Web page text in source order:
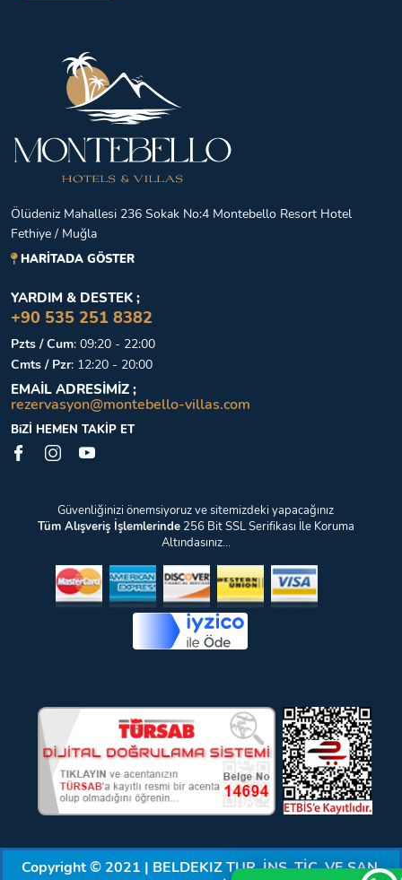
Ölüdeniz Mahallesi 236 Sokak No:4 Montebello Resort Hotel
Fethiye / Muğla
HARİTADA GÖSTER
YARDIM & DESTEK ;
+90 535 251 8382
Pzts / Cum: 09:20 - 22:00
Cmts / Pzr: 12:20 - 20:00
EMAİL ADRESİMİZ ;
rezervasyon@montebello-villas.com
BiZİ HEMEN TAKİP ET
Güvenliğinizi önemsiyoruz ve sitemizdeki yapacağınız
Tüm Alışveriş İşlemlerinde256 Bit SSL Serifikası İle Koruma
Altındasınız...
Copyright © 2021 | BELDEKIZ TUR. İNŞ. TİC. VE SAN.